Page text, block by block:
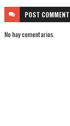
POST COMMENT
No hay comentarios.